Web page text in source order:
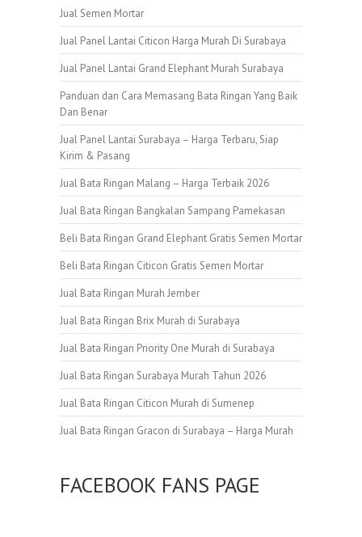
Jual Semen Mortar
Jual Panel Lantai Citicon Harga Murah Di Surabaya
Jual Panel Lantai Grand Elephant Murah Surabaya
Panduan dan Cara Memasang Bata Ringan Yang Baik
Dan Benar
Jual Panel Lantai Surabaya – Harga Terbaru, Siap
Kirim & Pasang
Jual Bata Ringan Malang – Harga Terbaik 2026
Jual Bata Ringan Bangkalan Sampang Pamekasan
Beli Bata Ringan Grand Elephant Gratis Semen Mortar
Beli Bata Ringan Citicon Gratis Semen Mortar
Jual Bata Ringan Murah Jember
Jual Bata Ringan Brix Murah di Surabaya
Jual Bata Ringan Priority One Murah di Surabaya
Jual Bata Ringan Surabaya Murah Tahun 2026
Jual Bata Ringan Citicon Murah di Sumenep
Jual Bata Ringan Gracon di Surabaya – Harga Murah
FACEBOOK FANS PAGE